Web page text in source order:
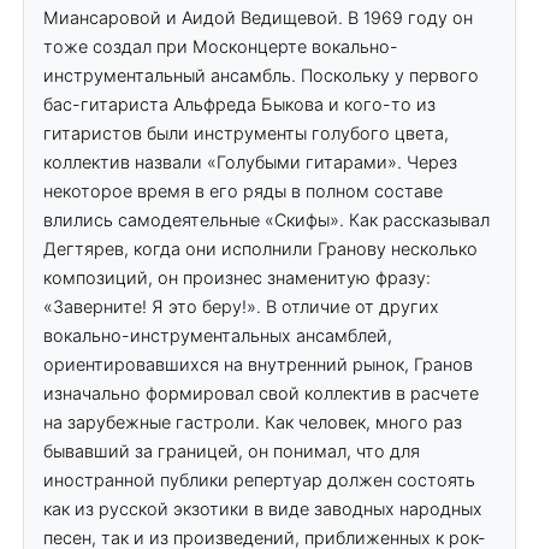
Миансаровой и Аидой Ведищевой. В 1969 году он
тоже создал при Москонцерте вокально-
инструментальный ансамбль. Поскольку у первого
бас-гитариста Альфреда Быкова и кого-то из
гитаристов были инструменты голубого цвета,
коллектив назвали «Голубыми гитарами». Через
некоторое время в его ряды в полном составе
влились самодеятельные «Скифы». Как рассказывал
Дегтярев, когда они исполнили Гранову несколько
композиций, он произнес знаменитую фразу:
«Заверните! Я это беру!». В отличие от других
вокально-инструментальных ансамблей,
ориентировавшихся на внутренний рынок, Гранов
изначально формировал свой коллектив в расчете
на зарубежные гастроли. Как человек, много раз
бывавший за границей, он понимал, что для
иностранной публики репертуар должен состоять
как из русской экзотики в виде заводных народных
песен, так и из произведений, приближенных к рок-